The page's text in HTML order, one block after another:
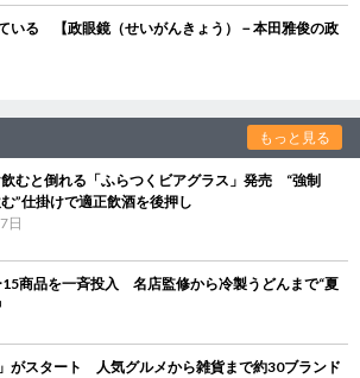
いる 【政眼鏡（せいがんきょう）－本田雅俊の政
もっと見る
飲むと倒れる「ふらつくビアグラス」発売 “強制
”仕掛けで適正飲酒を後押し
日
15商品を一斉投入 名店監修から冷製うどんまで“夏
がスタート 人気グルメから雑貨まで約30ブランド